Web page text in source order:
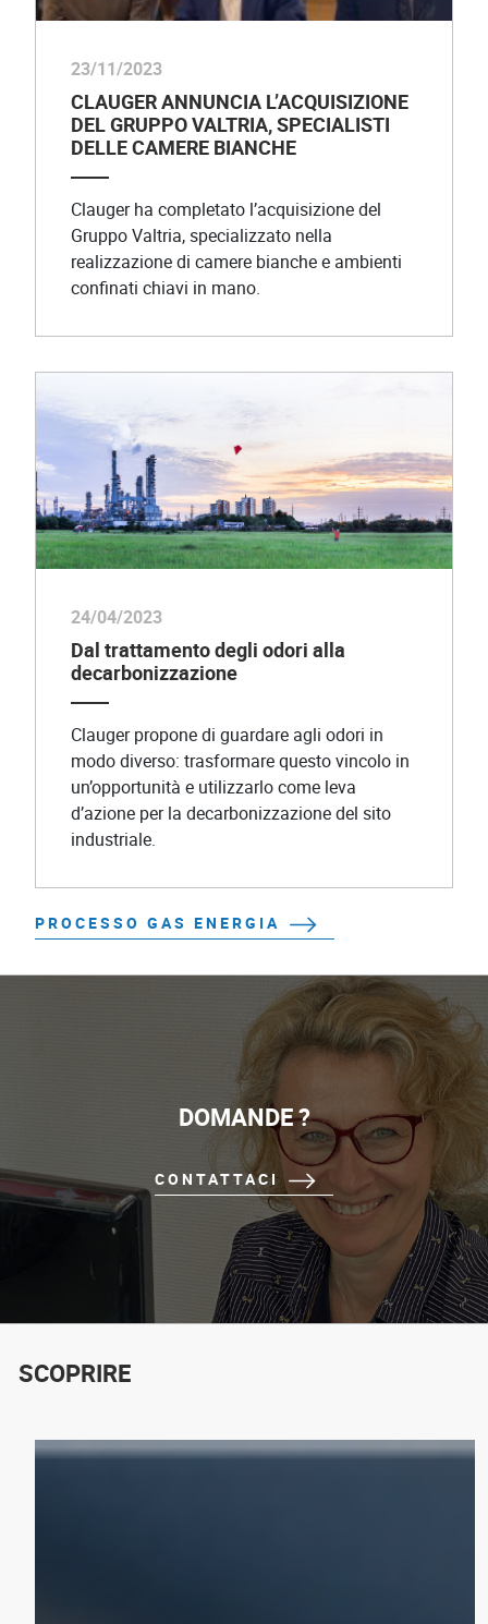
23/11/2023
CLAUGER ANNUNCIA L’ACQUISIZIONE
DEL GRUPPO VALTRIA, SPECIALISTI
DELLE CAMERE BIANCHE
Clauger ha completato l’acquisizione del
Gruppo Valtria, specializzato nella
realizzazione di camere bianche e ambienti
confinati chiavi in mano.
24/04/2023
Dal trattamento degli odori alla
decarbonizzazione
Clauger propone di guardare agli odori in
modo diverso: trasformare questo vincolo in
un’opportunità e utilizzarlo come leva
d’azione per la decarbonizzazione del sito
industriale.
PROCESSO GAS ENERGIA
DOMANDE ?
CONTATTACI
SCOPRIRE